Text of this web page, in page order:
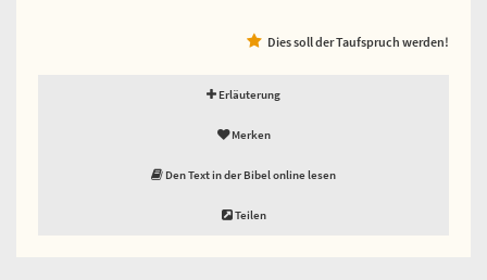
Dies soll der Taufspruch werden!
Erläuterung
Merken
Den Text in der Bibel online lesen
Teilen